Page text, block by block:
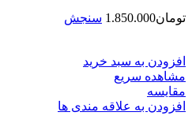
تومان1.850.000 سنجش
افزودن به سبد خرید
مشاهده سریع
مقایسه
افزودن به علاقه مندی ها